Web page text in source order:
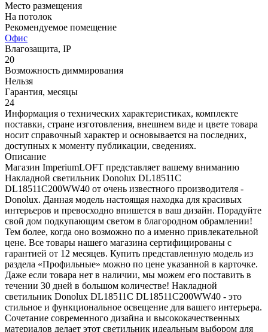
Место размещения
На потолок
Рекомендуемое помещение
Офис
Влагозащита, IP
20
Возможность диммирования
Нельзя
Гарантия, месяцы
24
Информация о технических характеристиках, комплекте
поставки, стране изготовления, внешнем виде и цвете товара
носит справочный характер и основывается на последних,
доступных к моменту публикации, сведениях.
Описание
Магазин ImperiumLOFT представляет вашему вниманию
Накладной светильник Donolux DL18511C
DL18511C200WW40 от очень известного производителя -
Donolux. Данная модель настоящая находка для красивых
интерьеров и превосходно впишется в ваш дизайн. Порадуйте
свой дом подкупающим светом в благородном обрамлении!
Тем более, когда оно возможно по а именно привлекательной
цене. Все товары нашего магазина сертифицированы с
гарантией от 12 месяцев. Купить представленную модель из
раздела «Профильные» можно по цене указанной в карточке.
Даже если товара нет в наличии, мы можем его поставить в
течении 30 дней в большом количестве! Накладной
светильник Donolux DL18511C DL18511C200WW40 - это
стильное и функциональное освещение для вашего интерьера.
Сочетание современного дизайна и высококачественных
материалов делает этот светильник идеальным выбором для